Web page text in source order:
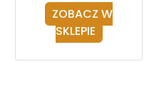
ZOBACZ W
SKLEPIE